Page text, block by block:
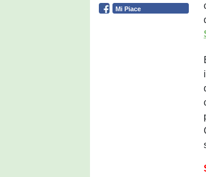
Mi Piace